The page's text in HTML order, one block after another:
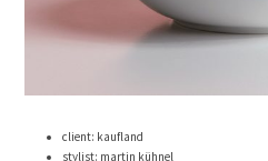
client: kaufland
stylist: martin kühnel